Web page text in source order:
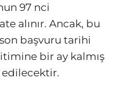
97 nci
alınır. Ancak, bu
başvuru tarihi
bir ay kalmış
edilecektir.